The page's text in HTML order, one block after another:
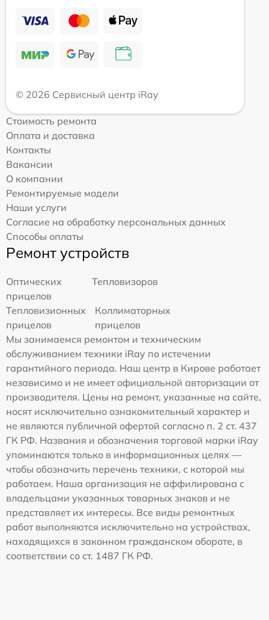
© 2026 Сервисный центр iRay
Стоимость ремонта
Оплата и доставка
Контакты
Вакансии
О компании
Ремонтируемые модели
Наши услуги
Согласие на обработку персональных данных
Способы оплаты
Ремонт устройств
Оптических
прицелов
Тепловизоров
Тепловизионных
прицелов
Коллиматорных
прицелов
Мы занимаемся ремонтом и техническим
обслуживанием техники iRay по истечении
гарантийного периода. Наш центр в Кирове работает
независимо и не имеет официальной авторизации от
производителя. Цены на ремонт, указанные на сайте,
носят исключительно ознакомительный характер и
не являются публичной офертой согласно п. 2 ст. 437
ГК РФ. Названия и обозначения торговой марки iRay
упоминаются только в информационных целях —
чтобы обозначить перечень техники, с которой мы
работаем. Наша организация не аффилирована с
владельцами указанных товарных знаков и не
представляет их интересы. Все виды ремонтных
работ выполняются исключительно на устройствах,
находящихся в законном гражданском обороте, в
соответствии со ст. 1487 ГК РФ.